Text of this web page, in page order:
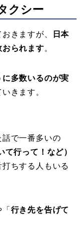
クシー
きますが、
日本
られます。
多数いるのが実
きます。
で一番多いの
行って！など）
ちする人もいる
行き先を告げて